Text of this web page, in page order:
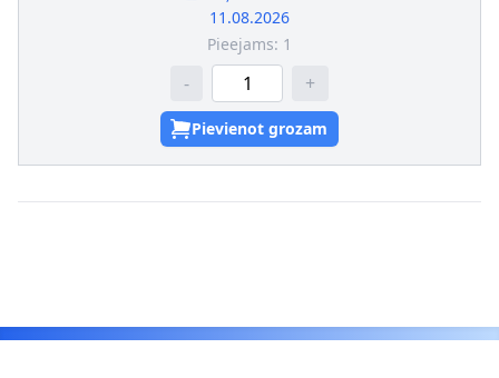
11.08.2026
Pieejams: 1
- +
Pievienot grozam